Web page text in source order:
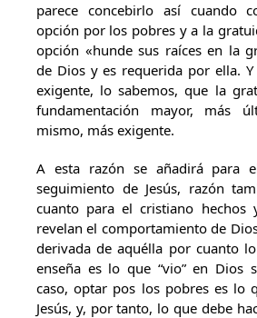
parece concebirlo así cuando
opción por los pobres y a la
opción «hunde sus raíces en la
de Dios y es requerida por ella.
exigente, lo sabemos, que la
fundamentación mayor, más
mismo, más exigente.
A esta razón se añadirá para
seguimiento de Jesús, razón
cuanto para el cristiano hechos
revelan el comportamiento de
derivada de aquélla por cuanto
enseña es lo que “vio” en Dios
caso, optar pos los pobres es lo
Jesús, y, por tanto, lo que debe